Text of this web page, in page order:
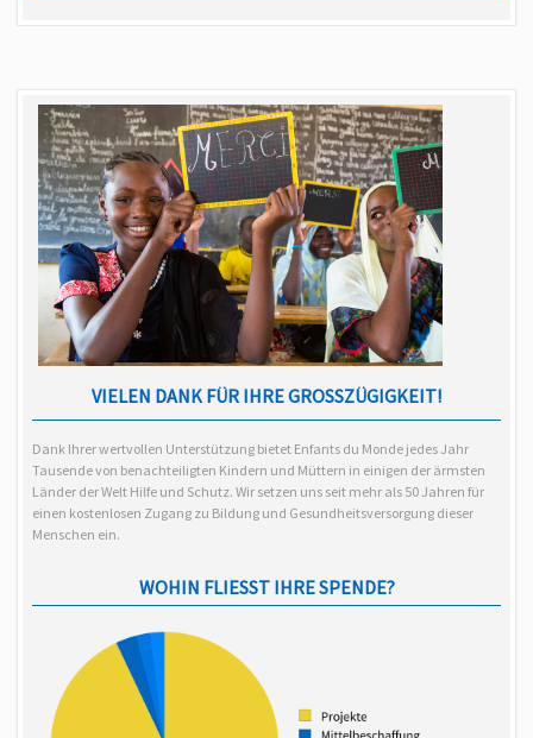
VIELEN DANK FÜR IHRE GROSSZÜGIGKEIT!
Dank Ihrer wertvollen Unterstützung bietet Enfants du Monde jedes Jahr
Tausende von benachteiligten Kindern und Müttern in einigen der ärmsten
Länder der Welt Hilfe und Schutz. Wir setzen uns seit mehr als 50 Jahren für
einen kostenlosen Zugang zu Bildung und Gesundheitsversorgung dieser
Menschen ein.
WOHIN FLIESST IHRE SPENDE?